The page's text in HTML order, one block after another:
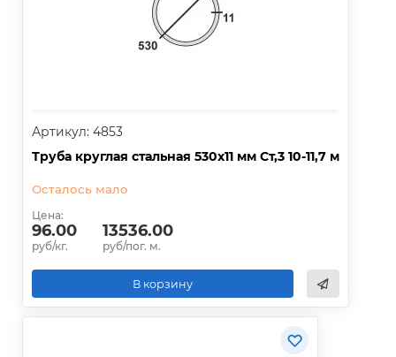
Артикул: 4853
Труба круглая стальная 530х11 мм Ст,3 10-11,7 м
Осталось мало
Цена:
96.00
руб/кг.
13536.00
руб/пог. м.
В корзину